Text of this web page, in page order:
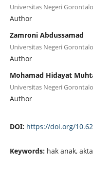
Universitas Negeri Gorontalo
Author
Zamroni Abdussamad
Universitas Negeri Gorontalo
Author
Mohamad Hidayat
Universitas Negeri Gorontalo
Author
DOI: https://doi.org/
Keywords: hak anak,